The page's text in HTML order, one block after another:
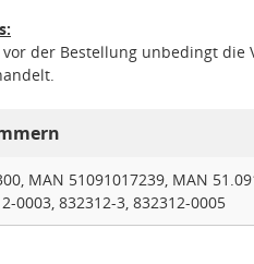
der Bestellung unbedingt
MAN 51091017239, MAN
0003, 832312-3, 832312-0005